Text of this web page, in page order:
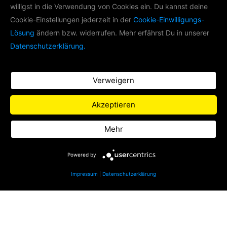
LIFE RADIO AKADEMIE
Im Rahmen der Life Radio Akademie
produzieren wir mit
verschiedenen Themen.
Impressum
willigst in die Verwendung von Cookies ein. Du kannst deine
Cookie-Einstellungen jederzeit in der Cookie-Einwilligungs-
Lösung ändern bzw. widerrufen. Mehr erfährst Du in unserer
Datenschutzerklärung.
Verweigern
Akzeptieren
Mehr
Powered by
Impressum Datenschutzerklärung